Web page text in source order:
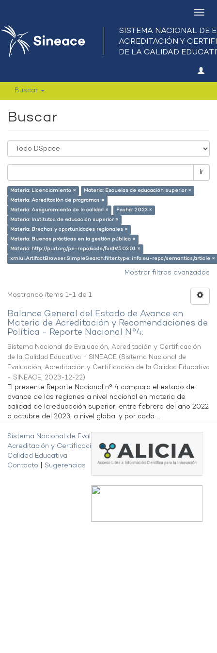
Buscar
Buscar
Ir
Materia: Licenciamiento ×
Materia: Escuelas de educación superior ×
Materia: Acreditación de programas ×
Materia: Aseguramiento de la calidad ×
Fecha: 2023 ×
Materia: Institutos de educación superior ×
Materia: Brechas y oportunidades regionales ×
Materia: Buenas prácticas en la gestión pública ×
Materia: http://purl.org/pe-repo/ocde/ford#5.03.01 ×
xmlui.ArtifactBrowser.SimpleSearch.filter.type: info:eu-repo/semantics/article ×
Mostrar filtros avanzados
Mostrando ítems 1-1 de 1
Balance General del Estado de Avance en
Materia de Acreditación y Recomendaciones de
Política - Reporte Nacional N°4.
Sistema Nacional de Evaluación, Acreditación y Certificación
de la Calidad Educativa - SINEACE (Sistema Nacional de
Evaluación, Acreditación y Certificación de la Calidad Educativa
- SINEACE, 2023-12-22)
El presente Reporte Nacional n° 4 compara el estado de
avance de las regiones a nivel nacional en materia de
calidad de la educación superior, entre febrero del año 2022
a octubre del 2023, a nivel global y por cada ...
Sistema Nacional de Evaluación,
Acreditación y Certificación de la
Calidad Educativa
Contacto
Sugerencias